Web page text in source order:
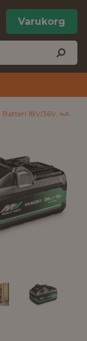
Varukorg
18V/36V, 4Ah/8Ah